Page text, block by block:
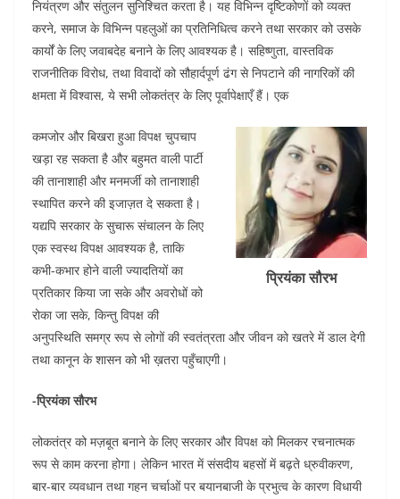
e
b
o
o
k
er s
A
p
p
l e
dI
n
di
t
नियंत्रण और संतुलन सुनिश्चित करता है। यह विभिन्न दृष्टिकोणों को व्यक्त
करने, समाज के विभिन्न पहलुओं का प्रतिनिधित्व करने तथा सरकार को उसके
कार्यों के लिए जवाबदेह बनाने के लिए आवश्यक है। सहिष्णुता, वास्तविक
राजनीतिक विरोध, तथा विवादों को सौहार्दपूर्ण ढंग से निपटाने की नागरिकों की
क्षमता में विश्वास, ये सभी लोकतंत्र के लिए पूर्वापेक्षाएँ हैं। एक
प्रियंका सौरभ
कमजोर और बिखरा हुआ विपक्ष चुपचाप
खड़ा रह सकता है और बहुमत वाली पार्टी
की तानाशाही और मनमर्जी को तानाशाही
स्थापित करने की इजाज़त दे सकता है।
यद्यपि सरकार के सुचारू संचालन के लिए
एक स्वस्थ विपक्ष आवश्यक है, ताकि
कभी-कभार होने वाली ज्यादतियों का
प्रतिकार किया जा सके और अवरोधों को
रोका जा सके, किन्तु विपक्ष की
अनुपस्थिति समग्र रूप से लोगों की स्वतंत्रता और जीवन को खतरे में डाल देगी
तथा कानून के शासन को भी ख़तरा पहुँचाएगी।
-प्रियंका सौरभ
लोकतंत्र को मज़बूत बनाने के लिए सरकार और विपक्ष को मिलकर रचनात्मक
रूप से काम करना होगा। लेकिन भारत में संसदीय बहसों में बढ़ते ध्रुवीकरण,
बार-बार व्यवधान तथा गहन चर्चाओं पर बयानबाजी के प्रभुत्व के कारण विधायी